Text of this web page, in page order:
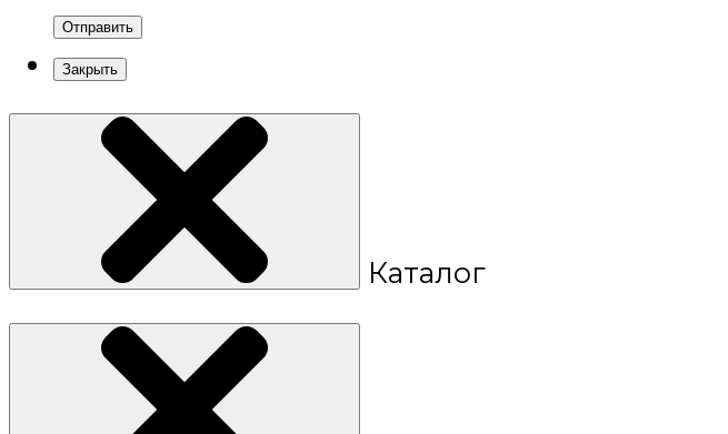
Отправить
Закрыть
Каталог